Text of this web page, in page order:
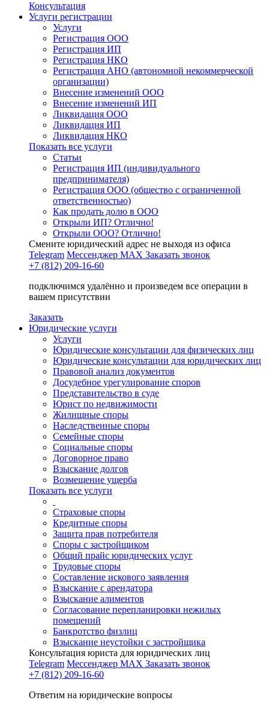
Консультация
Услуги регистрации
Услуги
Регистрация ООО
Регистрация ИП
Регистрация НКО
Регистрация АНО (автономной некоммерческой
организации)
Внесение изменений ООО
Внесение изменений ИП
Ликвидация ООО
Ликвидация ИП
Ликвидация НКО
Показать все услуги
Статьи
Регистрация ИП (индивидуального
предпринимателя)
Регистрация ООО (общество с ограниченной
ответственностью)
Как продать долю в ООО
Открыли ИП? Отлично!
Открыли ООО? Отлично!
Смените юридический адрес не выходя из офиса
Telegram Мессенджер MAX Заказать звонок
+7 (812) 209-16-60
подключимся удалённо и произведем все операции в
вашем присутствии
Заказать
Юридические услуги
Услуги
Юридические консультации для физических лиц
Юридические консультации для юридических лиц
Правовой анализ документов
Досудебное урегулирование споров
Представительство в суде
Юрист по недвижимости
Жилищные споры
Наследственные споры
Семейные споры
Социальные споры
Договорное право
Взыскание долгов
Возмещение ущерба
Показать все услуги
Страховые споры
Кредитные споры
Защита прав потребителя
Споры с застройщиком
Общий прайс юридических услуг
Трудовые споры
Составление искового заявления
Взыскание с арендатора
Взыскание алиментов
Cогласование перепланировки нежилых
помещений
Банкротство физлиц
Взыскание неустойки с застройщика
Консультация юриста для юридических лиц
Telegram Мессенджер MAX Заказать звонок
+7 (812) 209-16-60
Ответим на юридические вопросы